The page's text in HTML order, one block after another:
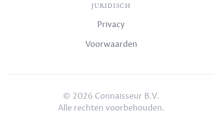
JURIDISCH
Privacy
Voorwaarden
© 2026 Connaisseur B.V.
Alle rechten voorbehouden.